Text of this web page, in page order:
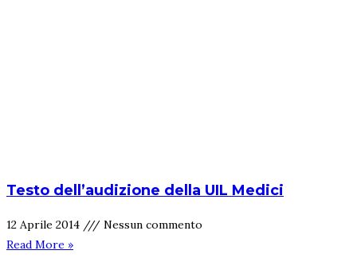
Testo dell’audizione della UIL Medici
12 Aprile 2014
Nessun commento
Read More »